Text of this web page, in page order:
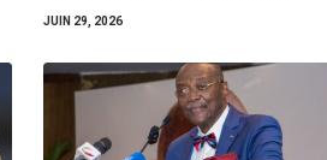
JUIN 29, 2026